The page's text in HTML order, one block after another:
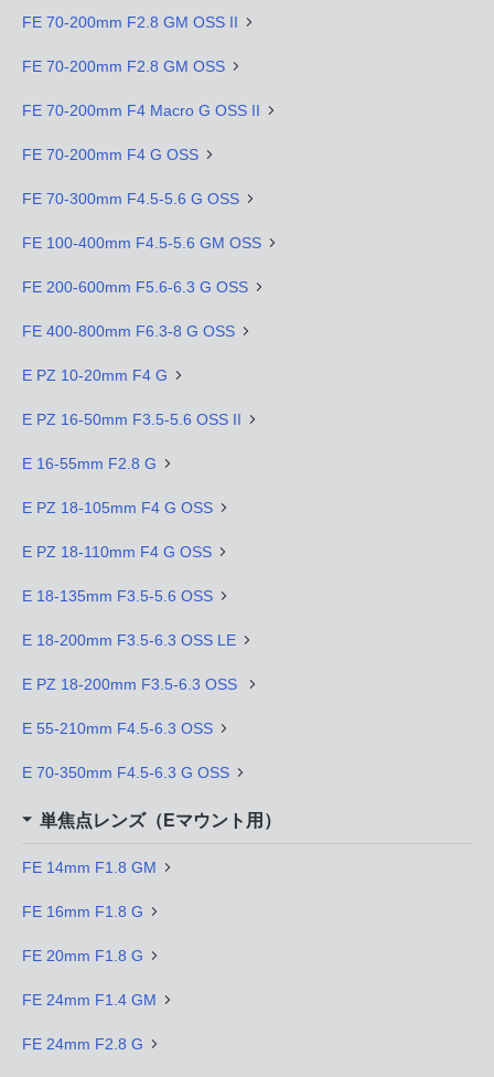
FE 70-200mm F2.8 GM OSS II
FE 70-200mm F2.8 GM OSS
FE 70-200mm F4 Macro G OSS II
FE 70-200mm F4 G OSS
FE 70-300mm F4.5-5.6 G OSS
FE 100-400mm F4.5-5.6 GM OSS
FE 200-600mm F5.6-6.3 G OSS
FE 400-800mm F6.3-8 G OSS
E PZ 10-20mm F4 G
E PZ 16-50mm F3.5-5.6 OSS II
E 16-55mm F2.8 G
E PZ 18-105mm F4 G OSS
E PZ 18-110mm F4 G OSS
E 18-135mm F3.5-5.6 OSS
E 18-200mm F3.5-6.3 OSS LE
E PZ 18-200mm F3.5-6.3 OSS
E 55-210mm F4.5-6.3 OSS
E 70-350mm F4.5-6.3 G OSS
単焦点レンズ（Eマウント用）
FE 14mm F1.8 GM
FE 16mm F1.8 G
FE 20mm F1.8 G
FE 24mm F1.4 GM
FE 24mm F2.8 G